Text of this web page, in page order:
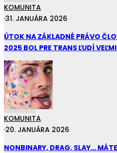
KOMUNITA
·31. JANUÁRA 2026
ÚTOK NA ZÁKLADNÉ PRÁVO
2025 BOL PRE TRANS ĽUDÍ
KOMUNITA
·20. JANUÁRA 2026
NONBINARY, DRAG, SLAY…